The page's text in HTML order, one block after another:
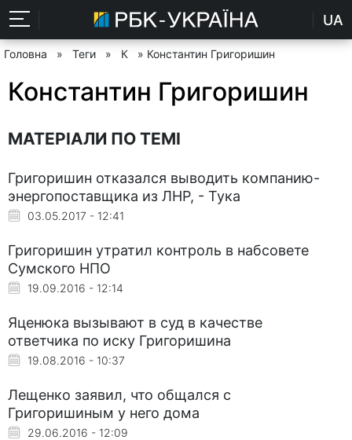
UA
Головна » Теги » К » Константин Григоришин
Константин Григоришин
МАТЕРІАЛИ ПО ТЕМІ
Григоришин отказался выводить компанию-
энергопоставщика из ЛНР, - Тука
03.05.2017 - 12:41
Григоришин утратил контроль в набсовете
Сумского НПО
19.09.2016 - 12:14
Яценюка вызывают в суд в качестве
ответчика по иску Григоришина
19.08.2016 - 10:37
Лещенко заявил, что общался с
Григоришиным у него дома
29.06.2016 - 12:09